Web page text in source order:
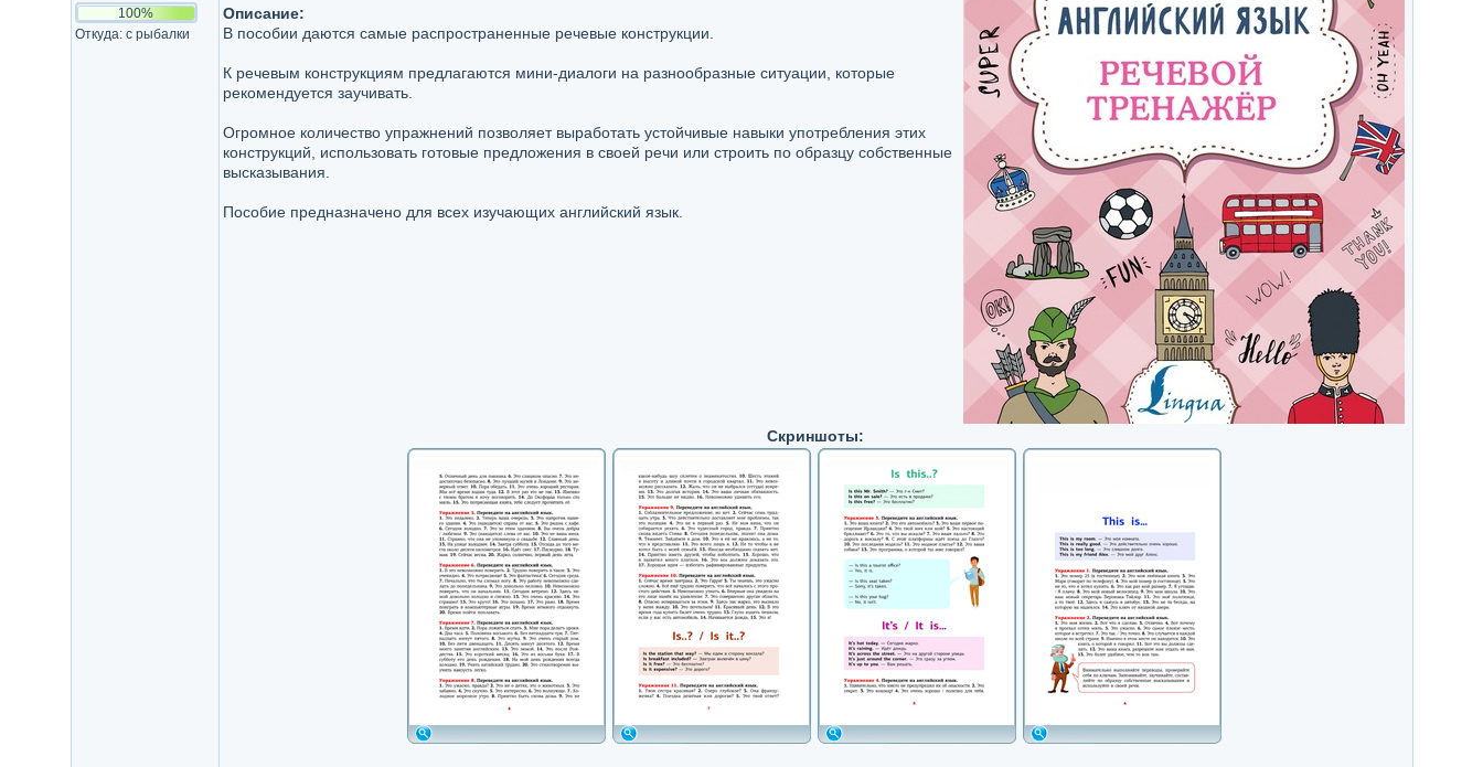
100%
Откуда: с рыбалки
Описание:
В пособии даются самые распространенные речевые конструкции.
К речевым конструкциям предлагаются мини-диалоги на разнообразные ситуации, которые
рекомендуется заучивать.
Огромное количество упражнений позволяет выработать устойчивые навыки употребления этих
конструкций, использовать готовые предложения в своей речи или строить по образцу собственные
высказывания.
Пособие предназначено для всех изучающих английский язык.
Скриншоты: